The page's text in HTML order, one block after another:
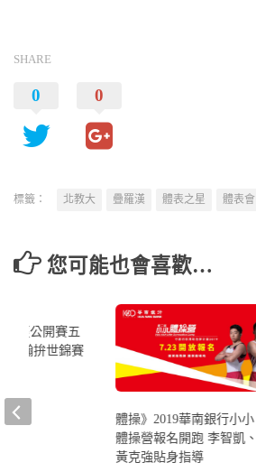
SHARE
0 0
標籤： 北教大 疊羅漢 體表之星 體表會
您可能也會喜歡…
體操》2019華南銀行小小
體操營報名開跑 李智凱、
黃克強貼身指導